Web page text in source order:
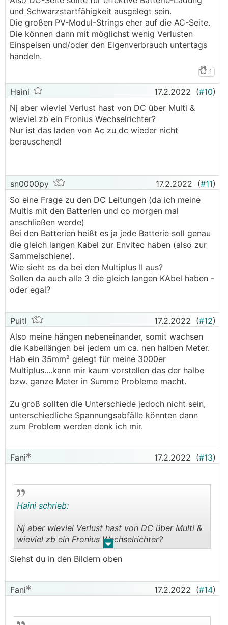
und Schwarzstartfähigkeit ausgelegt sein.
Die großen PV-Modul-Strings eher auf die AC-Seite.
Die können dann mit möglichst wenig Verlusten
Einspeisen und/oder den Eigenverbrauch untertags
handeln.
1
Haini 17.2.2022 (#10)
Nj aber wieviel Verlust hast von DC über Multi &
wieviel zb ein Fronius Wechselrichter?
Nur ist das laden von Ac zu dc wieder nicht
berauschend!
sn0000py 17.2.2022 (#11)
So eine Frage zu den DC Leitungen (da ich meine
Multis mit den Batterien und co morgen mal
anschließen werde)
Bei den Batterien heißt es ja jede Batterie soll genau
die gleich langen Kabel zur Envitec haben (also zur
Sammelschiene).
Wie sieht es da bei den Multiplus II aus?
Sollen da auch alle 3 die gleich langen KAbel haben -
oder egal?
Puitl 17.2.2022 (#12)
Also meine hängen nebeneinander, somit wachsen
die Kabellängen bei jedem um ca. nen halben Meter.
Hab ein 35mm² gelegt für meine 3000er
Multiplus....kann mir kaum vorstellen das der halbe
bzw. ganze Meter in Summe Probleme macht.
Zu groß sollten die Unterschiede jedoch nicht sein,
unterschiedliche Spannungsabfälle könnten dann
zum Problem werden denk ich mir.
Fani 17.2.2022 (#13)
. .
Haini schrieb:
Nj aber wieviel Verlust hast von DC über Multi &
wieviel zb ein Fronius Wechselrichter?
Nur ist das laden von Ac zu dc wieder nicht
Siehst du in den Bildern oben
Fani 17.2.2022 (#14)